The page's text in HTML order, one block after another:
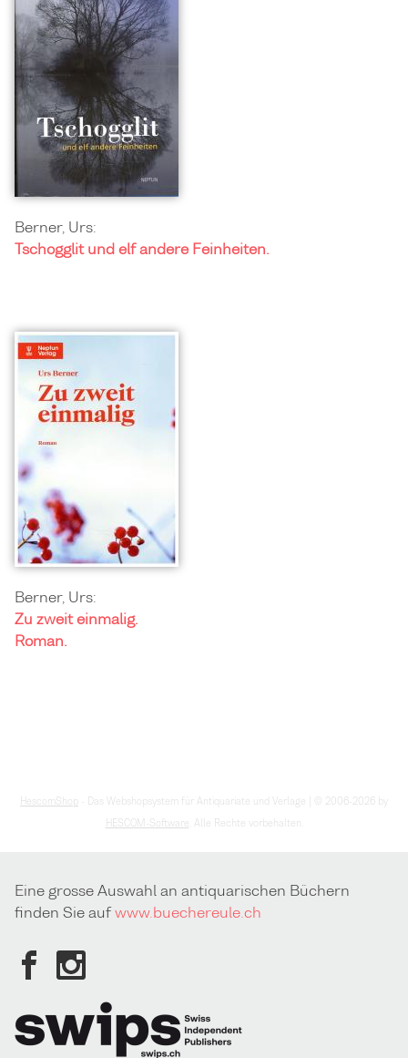
Berner, Urs:
Tschogglit und elf andere Feinheiten.
Berner, Urs:
Zu zweit einmalig.
Roman.
HescomShop
- Das Webshopsystem für Antiquariate und Verlage | © 2006-2026 by
HESCOM-Software
. Alle Rechte vorbehalten.
Eine grosse Auswahl an antiquarischen Büchern
finden Sie aufwww.buechereule.ch